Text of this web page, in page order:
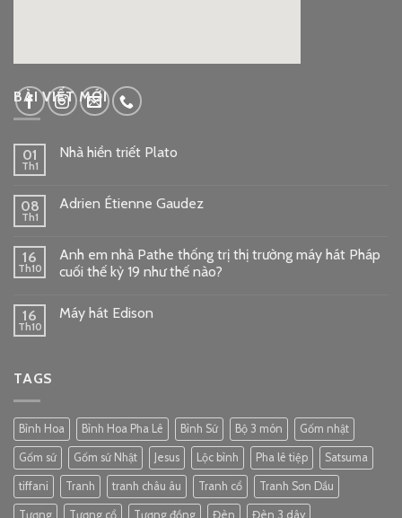
BÀI VIẾT MỚI
01
Th1
Nhà hiền triết Plato
08
Th1
Adrien Étienne Gaudez
16
Th10
Anh em nhà Pathe thống trị thị trường máy hát Pháp
cuối thế kỷ 19 như thế nào?
16
Th10
Máy hát Edison
TAGS
Bình Hoa Bình Hoa Pha Lê Bình Sứ Bộ 3 món Gốm nhật
Gốm sứ Gốm sứ Nhật Jesus Lộc bình Pha lê tiệp Satsuma
tiffani Tranh tranh châu âu Tranh cổ Tranh Sơn Dầu
Tượng Tượng cổ Tượng đồng Đèn Đèn 3 dây